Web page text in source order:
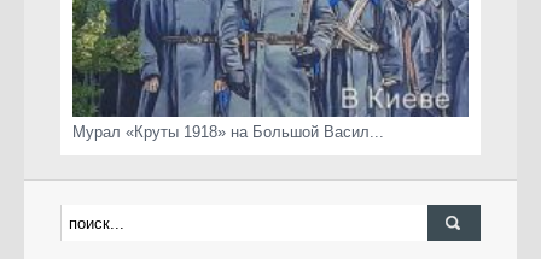
Мурал «Круты 1918» на Большой Васил...